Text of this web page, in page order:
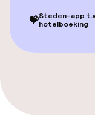
💝Steden-app
hotelboeking